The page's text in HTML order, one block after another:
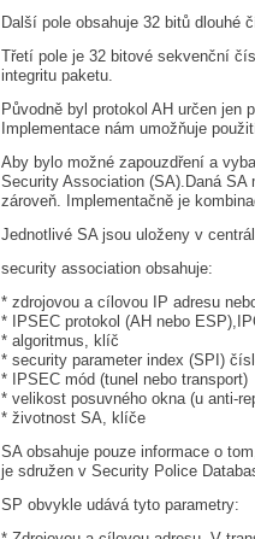
Další pole obsahuje 32 bitů dlouhé
Třetí pole je 32 bitové sekvenční
integritu paketu.
Původně byl protokol AH určen jen
Implementace nám umožňuje
Aby bylo možné zapouzdření a
Security Association (SA).Daná SA
zároveň. Implementačně je
Jednotlivé SA jsou uloženy v
security association obsahuje:
* zdrojovou a cílovou IP adresu
* IPSEC protokol (AH nebo
* algoritmus, klíč
* security parameter index (SPI)
* IPSEC mód (tunel nebo transport)
* velikost posuvného okna (u anti-
* životnost SA, klíče
SA obsahuje pouze informace o
je sdružen v Security Police
SP obvykle udává tyto parametry: